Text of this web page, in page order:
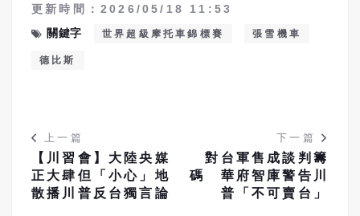
更新時間：2026/05/18 11:53
關鍵字
世界超級摩托車錦標賽 張雪機車
德比斯
上一篇
【川習會】大陸央媒
正大肆但「小心」地
散播川普反台獨言論
下一篇
對台軍售成談判籌
碼 華府智庫警告川
普「不可賣台」